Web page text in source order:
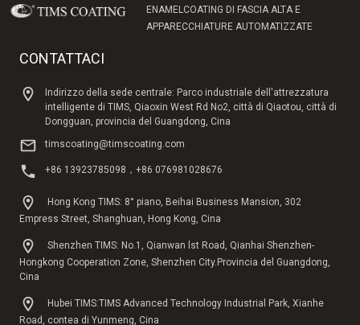
ENAMELCOATING DI FASCIA ALTA E
APPARECCHIATURE AUTOMATIZZATE
CONTATTACI
Indirizzo della sede centrale: Parco industriale dell'attrezzatura
intelligente di TIMS, Qiaoxin West Rd No2, città di Qiaotou, città di
Dongguan, provincia del Guangdong, Cina
timscoating@timscoating.com
+86 13923785098，+86 076981028676
Hong Kong TIMS: 8° piano, Beihai Business Mansion, 302
Empress Street, Shanghuan, Hong Kong, Cina
Shenzhen TIMS: No.1, Qianwan lst Road, Qianhai Shenzhen-
Hongkong Cooperation Zone, Shenzhen City.Provincia del Guangdong,
Cina
Hubei TIMS:TIMS Advanced Technology Industrial Park, Xianhe
Road, contea di Yunmeng, Cina